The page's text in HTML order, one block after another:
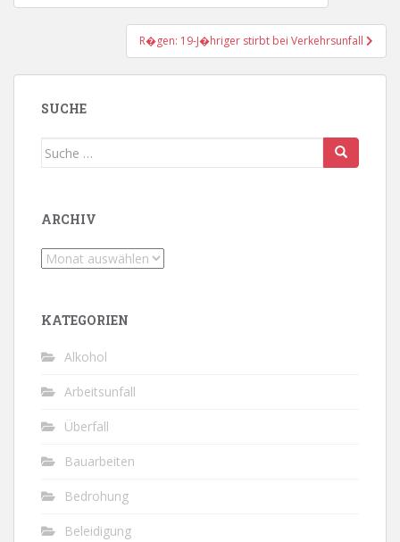
R�gen: 19-J�hriger stirbt bei Verkehrsunfall
SUCHE
Suche
ARCHIV
Archiv
KATEGORIEN
Alkohol
Arbeitsunfall
Überfall
Bauarbeiten
Bedrohung
Beleidigung